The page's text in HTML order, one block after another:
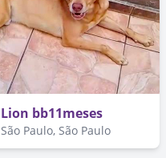
Lion bb11meses
São Paulo, São Paulo